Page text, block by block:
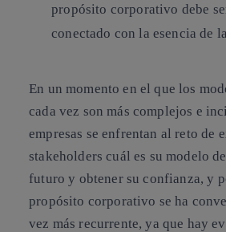
propósito corporativo debe
conectado con la esencia de
En un momento en el que los
cada vez son más complejos e
empresas se enfrentan al reto de
stakeholders cuál es su modelo
futuro y obtener su confianza, y
propósito corporativo se ha
vez más recurrente, ya que hay